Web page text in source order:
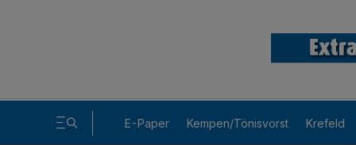
E-Paper Kempen/Tönisvorst Krefeld